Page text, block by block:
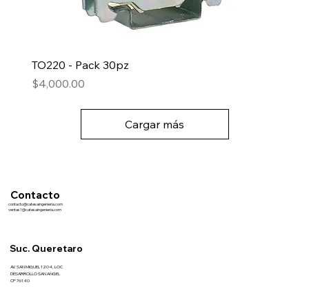
TO220 - Pack 30pz
Precio
$4,000.00
Cargar más
contacto@catesaingenieria.com
ventas1@catesaingenieria.com
Contacto
Suc. Queretaro
AV. SAN MIGUEL 1204, LOC
DESARROLLO SAN ANGEL
CP 76140